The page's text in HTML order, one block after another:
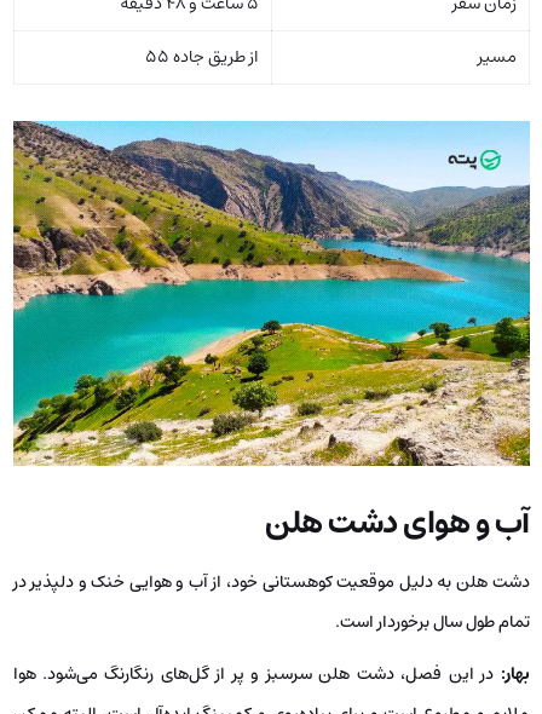
مسیر
از طریق جاده 55
آب و هوای دشت هلن
دشت هلن به دلیل موقعیت کوهستانی خود، از آب و هوایی خنک و دلپذیر در
تمام طول سال برخوردار است.
بهار: در این فصل، دشت هلن سرسبز و پر از گل‌های رنگارنگ می‌شود. هوا